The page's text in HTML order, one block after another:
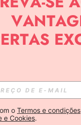
APP
SOBRE SHEIN.
o Termos e condições
e Cookies.